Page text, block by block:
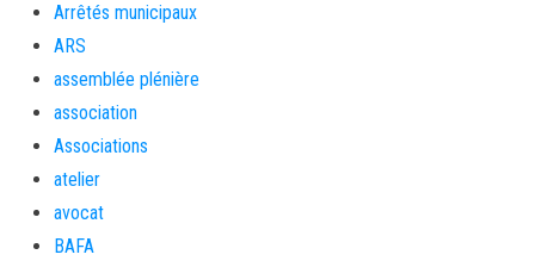
Arrêtés municipaux
ARS
assemblée plénière
association
Associations
atelier
avocat
BAFA